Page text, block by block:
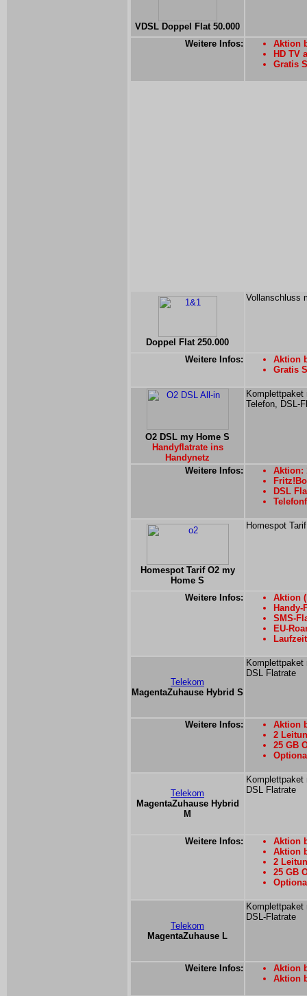
VDSL Doppel Flat 50.000
Weitere Infos:
Aktion
HD TV
Gratis
Doppel Flat 250.000
Vollanschluss
Weitere Infos:
Aktion
Gratis
O2 DSL my Home S
Handyflatrate ins
Handynetz
Telefon, DSL-
Weitere Infos:
Aktion:
DSL
Homespot Tarif O2 my
Home S
Homespot
Weitere Infos:
Aktion
Handy-
SMS-
EU-
Telekom
MagentaZuhause Hybrid S
DSL Flatrate
Weitere Infos:
Aktion
2
25 GB
Telekom
MagentaZuhause Hybrid
M
DSL Flatrate
Weitere Infos:
Aktion
Aktion
2
25 GB
Telekom
MagentaZuhause L
DSL-Flatrate
Weitere Infos:
Aktion
Aktion